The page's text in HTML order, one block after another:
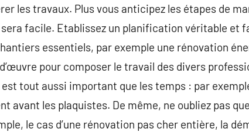
les travaux. Plus vous anticipez les étapes de
facile. Etablissez un planification véritable et
essentiels, par exemple une rénovation
pour composer le travail des divers
tout aussi important que les temps : par
avant les plaquistes. De même, ne oubliez pas
le cas d’une rénovation pas cher entière, la